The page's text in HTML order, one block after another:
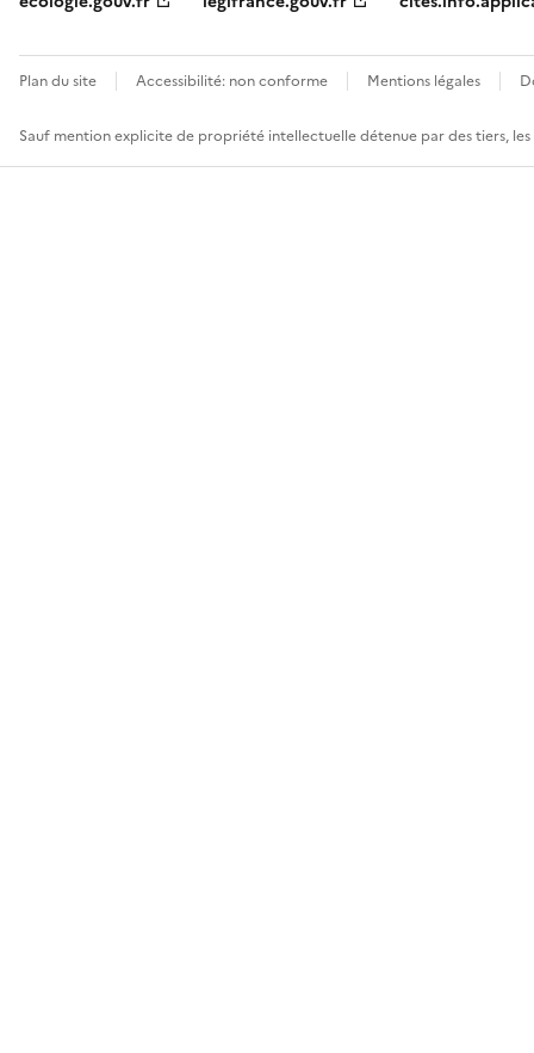
Plan du site Accessibilité: non conforme Mentions légales
Sauf mention explicite de propriété intellectuelle détenue par des tiers,